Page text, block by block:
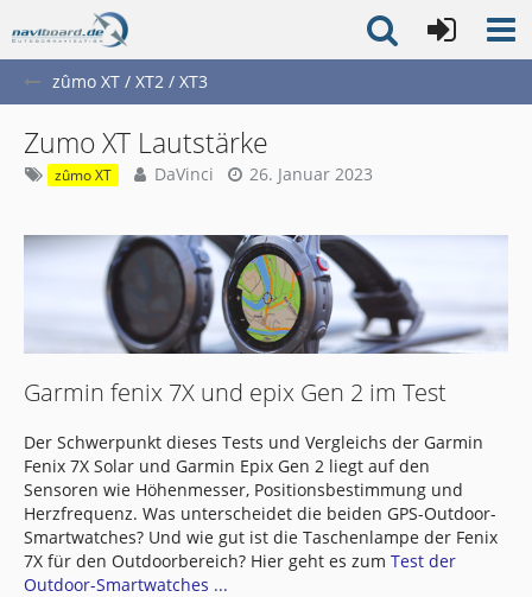
zûmo XT / XT2 / XT3
Zumo XT Lautstärke
zûmo XT DaVinci 26. Januar 2023
Garmin fenix 7X und epix Gen 2 im Test
Der Schwerpunkt dieses Tests und Vergleichs der Garmin
Fenix 7X Solar und Garmin Epix Gen 2 liegt auf den
Sensoren wie Höhenmesser, Positionsbestimmung und
Herzfrequenz. Was unterscheidet die beiden GPS-Outdoor-
Smartwatches? Und wie gut ist die Taschenlampe der Fenix
7X für den Outdoorbereich? Hier geht es zum Test der
Outdoor-Smartwatches ...